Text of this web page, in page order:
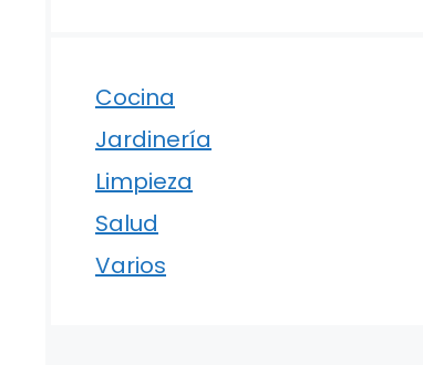
Cocina
Jardinería
Limpieza
Salud
Varios